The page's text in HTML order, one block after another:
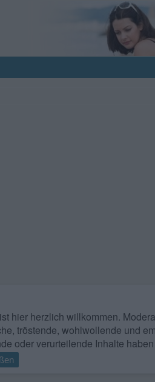
hier herzlich willkommen.
tröstende, wohlwollende und
oder verurteilende Inhalte